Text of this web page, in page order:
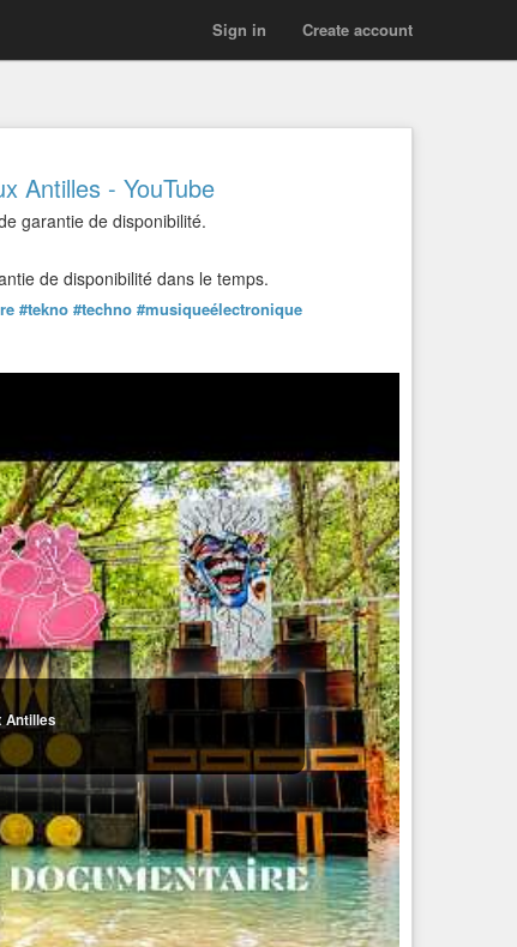
Create account
Sign in
Antilles - YouTube
garantie de disponibilité.
de disponibilité dans le temps.
#tekno #techno #musiqueélectronique
Antilles